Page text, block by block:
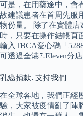
可是，在用藥途中，會
故建議患者在首周先服
物份量。 除了在實體
時，只要在操作結帳頁
輸入TBCA愛心碼「
可透過全港7-Eleven分
乳癌捐款: 支持我們
在全球各地，我們正經
驗，大家被疫情亂了陣